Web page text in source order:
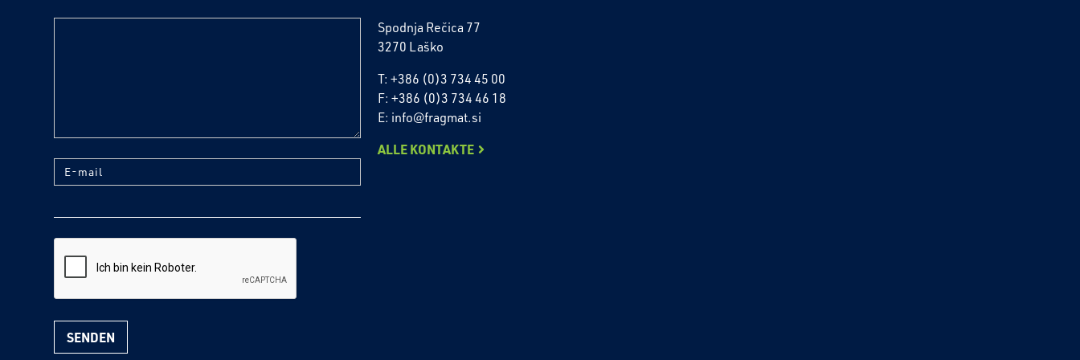
E-mail
Spodnja Rečica 77
3270 Laško
T: +386 (0)3 734 45 00
F: +386 (0)3 734 46 18
E: info@fragmat.si
ALLE KONTAKTE